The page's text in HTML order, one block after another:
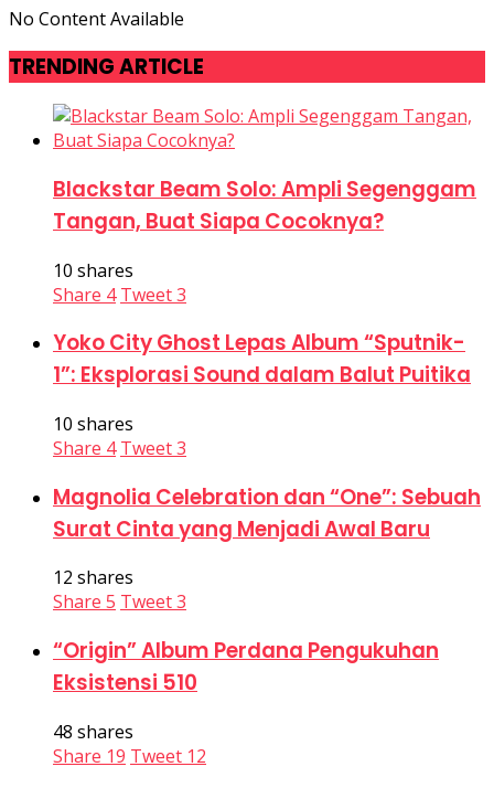
No Content Available
TRENDING ARTICLE
Blackstar Beam Solo: Ampli Segenggam
Tangan, Buat Siapa Cocoknya?
10 shares
Share 4 Tweet3
Yoko City Ghost Lepas Album “Sputnik-
1”: Eksplorasi Sound dalam Balut Puitika
10 shares
Share 4 Tweet3
Magnolia Celebration dan “One”: Sebuah
Surat Cinta yang Menjadi Awal Baru
12 shares
Share 5 Tweet3
“Origin” Album Perdana Pengukuhan
Eksistensi 510
48 shares
Share 19 Tweet 12